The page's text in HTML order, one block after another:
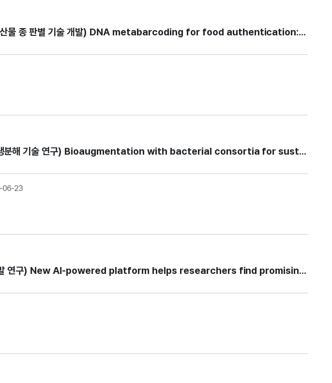
수산물 종 판별 기술 개발) DNA metabarcoding for food
틱 생분해 기술 연구) Bioaugmentation with bacterial consortia for
06-23
개발 연구) New AI-powered platform helps researchers find promising